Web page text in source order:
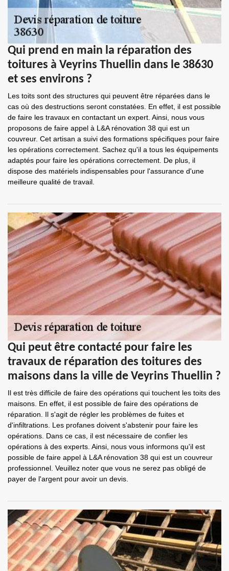
Qui prend en main la réparation des
toitures à Veyrins Thuellin dans le 38630
et ses environs ?
Les toits sont des structures qui peuvent être réparées dans le
cas où des destructions seront constatées. En effet, il est possible
de faire les travaux en contactant un expert. Ainsi, nous vous
proposons de faire appel à L&A rénovation 38 qui est un
couvreur. Cet artisan a suivi des formations spécifiques pour faire
les opérations correctement. Sachez qu'il a tous les équipements
adaptés pour faire les opérations correctement. De plus, il
dispose des matériels indispensables pour l'assurance d'une
meilleure qualité de travail.
Qui peut être contacté pour faire les
travaux de réparation des toitures des
maisons dans la ville de Veyrins Thuellin ?
Il est très difficile de faire des opérations qui touchent les toits des
maisons. En effet, il est possible de faire des opérations de
réparation. Il s'agit de régler les problèmes de fuites et
d'infiltrations. Les profanes doivent s'abstenir pour faire les
opérations. Dans ce cas, il est nécessaire de confier les
opérations à des experts. Ainsi, nous vous informons qu'il est
possible de faire appel à L&A rénovation 38 qui est un couvreur
professionnel. Veuillez noter que vous ne serez pas obligé de
payer de l'argent pour avoir un devis.